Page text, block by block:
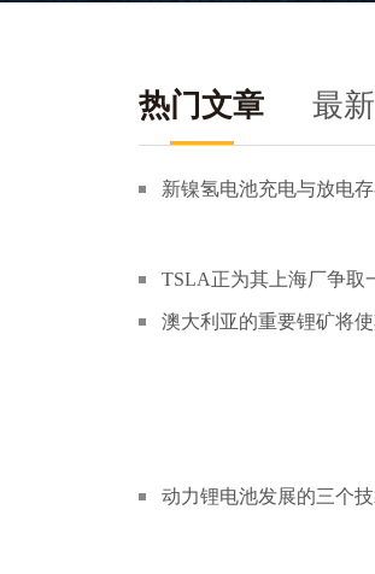
热门文章 最
新镍氢电池充电与放电
TSLA正为其上海厂争取
澳大利亚的重要锂矿将
动力锂电池发展的三个